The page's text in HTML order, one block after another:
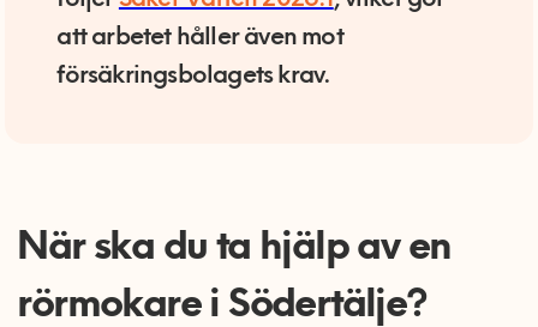
att arbetet håller även mot
försäkringsbolagets krav.
När ska du ta hjälp av en
rörmokare i Södertälje?